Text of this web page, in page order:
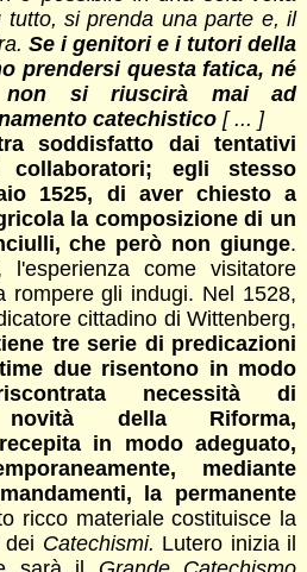
tutto, si prenda una parte e, il
Se i genitori e i tutori della
prendersi questa fatica, né
non si riuscirà mai ad
catechistico [ ... ]
soddisfatto dai tentativi
egli stesso
1525, di aver chiesto a
la composizione di un
che però non giunge.
come visitatore
rompere gli indugi. Nel 1528,
cittadino di Wittenberg,
tre serie di predicazioni
due risentono in modo
necessità di
della Riforma,
in modo adeguato,
mediante
la permanente
ricco materiale costituisce la
dei Catechismi. Lutero inizia il